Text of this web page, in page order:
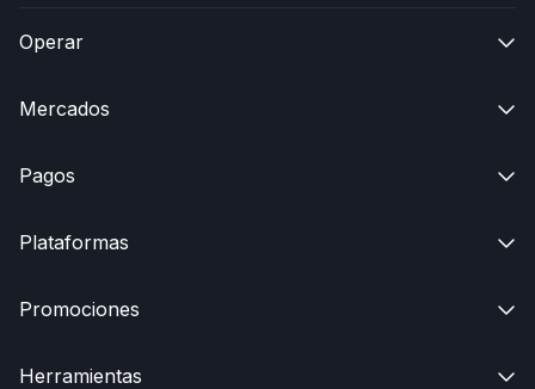
Operar 
Mercados 
Pagos 
Plataformas 
Promociones 
Herramientas 